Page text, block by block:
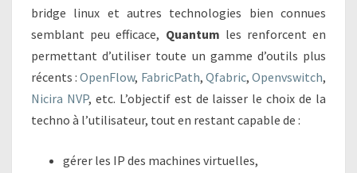
bridge linux et autres technologies bien connues
semblant peu efficace, Quantum les renforcent en
permettant d’utiliser toute un gamme d’outils plus
récents :OpenFlow, FabricPath, Qfabric,Openvswitch,
Nicira NVP, etc. L’objectif est de laisser le choix de la
techno à l’utilisateur, tout en restant capable de :
gérer les IP des machines virtuelles,